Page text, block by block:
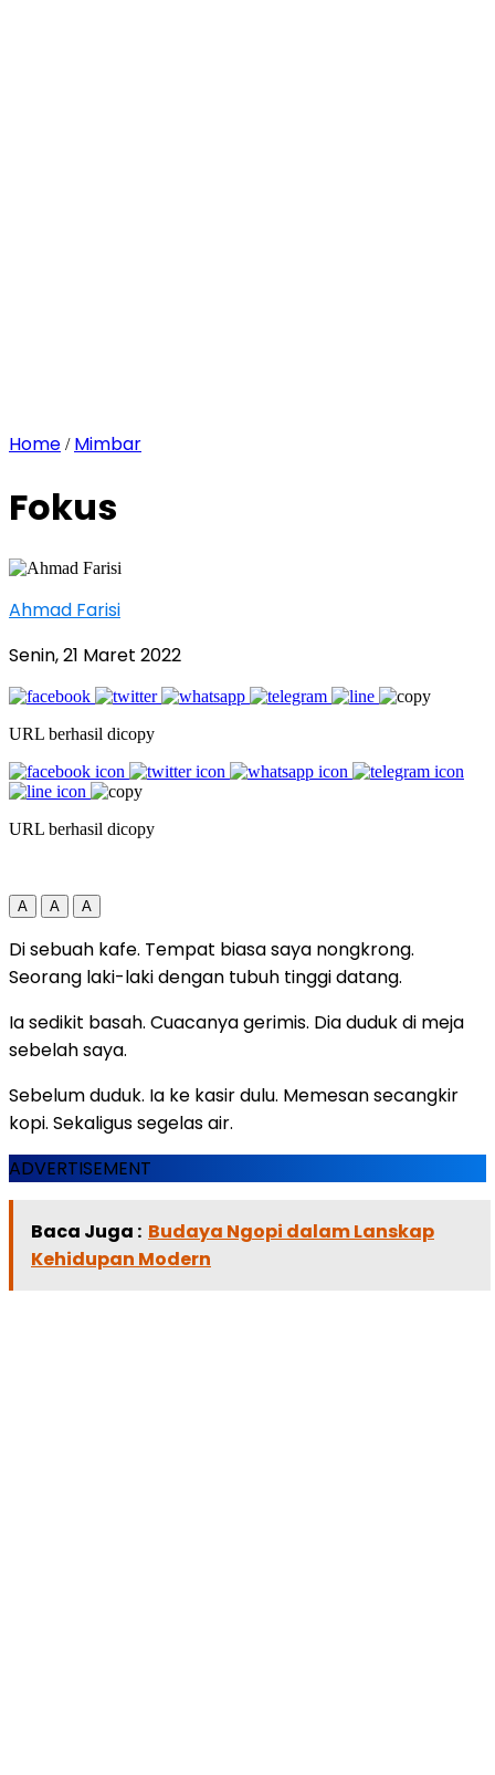
Home / Mimbar
Fokus
Ahmad Farisi
Senin, 21 Maret 2022
URL berhasil dicopy
URL berhasil dicopy
A A A
Di sebuah kafe. Tempat biasa saya nongkrong.
Seorang laki-laki dengan tubuh tinggi datang.
Ia sedikit basah. Cuacanya gerimis. Dia duduk di meja
sebelah saya.
Sebelum duduk. Ia ke kasir dulu. Memesan secangkir
kopi. Sekaligus segelas air.
ADVERTISEMENT
Baca Juga : Budaya Ngopi dalam Lanskap
Kehidupan Modern